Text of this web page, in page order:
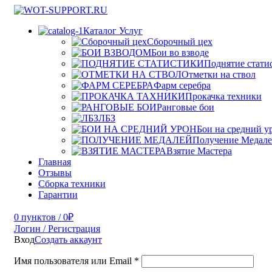
Каталог Услуг
Сборочный цех
Бои во взводе
Поднятие
Отметки на ствол
Фарм серебра
Прокачка техники
Ранговые бои
ЛБЗ
Бои на средний
Получение
Взятие Мастера
Главная
Отзывы
Сборка техники
Гарантии
0 пунктов / 0₽
Логин / Регистрация
ВходСоздать аккаунт
Имя пользователя или Email *